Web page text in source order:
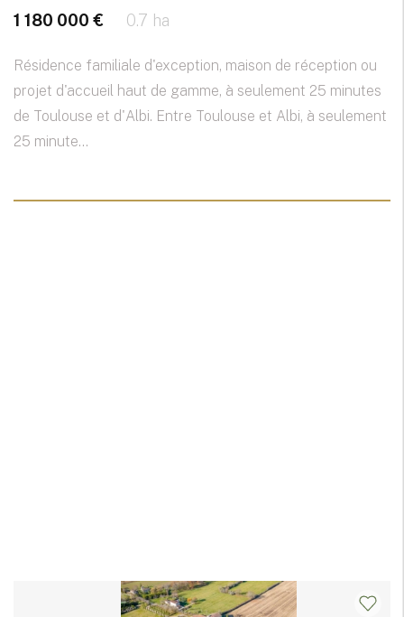
1 180 000 € 0.7 ha
Résidence familiale d'exception, maison de réception ou
projet d'accueil haut de gamme, à seulement 25 minutes
de Toulouse et d'Albi. Entre Toulouse et Albi, à seulement
25 minute...